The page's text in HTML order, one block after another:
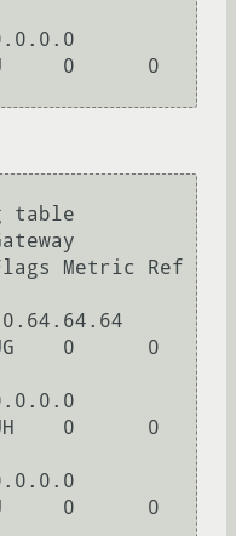
U     0      0
table
Metric Ref
0      0
UH    0      0
U     0      0